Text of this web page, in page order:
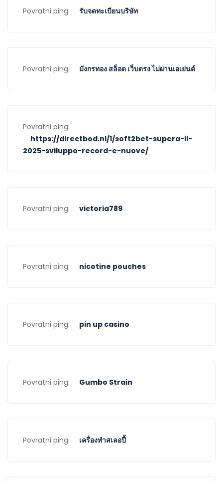
Povratni ping: รับจดทะเบียนบริษัท
Povratni ping: มังกรทอง สล็อต เว็บตรง ไม่ผ่านเอเย่นต์
Povratni ping:
https://directbod.nl/1/soft2bet-supera-il-
2025-sviluppo-record-e-nuove/
Povratni ping: victoria789
Povratni ping: nicotine pouches
Povratni ping: pin up casino
Povratni ping: Gumbo Strain
Povratni ping: เครื่องทําสเลอปี้